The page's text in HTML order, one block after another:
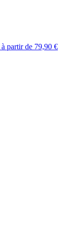
à partir de 79,90 €